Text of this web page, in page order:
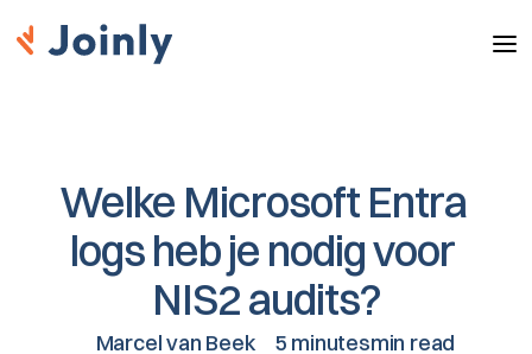
Welke Microsoft Entra
logs heb je nodig voor
NIS2 audits?
Marcel van Beek
5 minutesmin read